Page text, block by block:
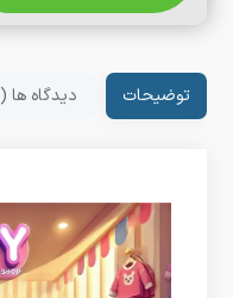
توضیحات دیدگاه ها (0)